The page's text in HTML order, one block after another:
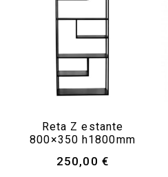
Reta Z estante
800×350 h1800mm
250,00 €